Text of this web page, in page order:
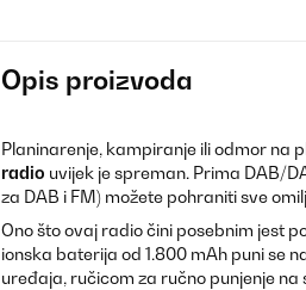
Opis proizvoda
Planinarenje, kampiranje ili odmor na
radio uvijek je spreman. Prima DAB/
za DAB i FM) možete pohraniti sve
Ono što ovaj radio čini posebnim jest
ionska baterija od 1.800 mAh puni se
uređaja, ručicom za ručno punjenje